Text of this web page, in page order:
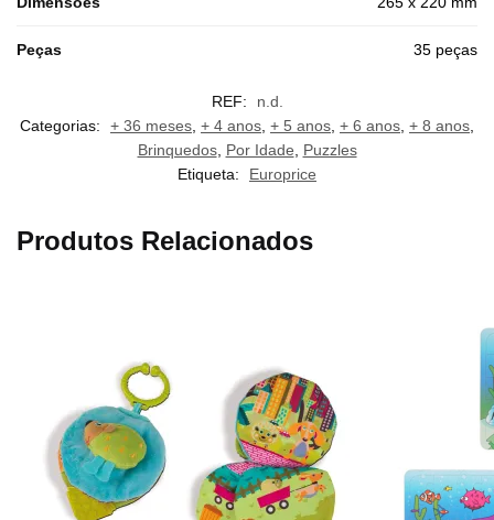
Peças 35 peças
REF:
n.d.
Categorias:
+ 36 meses + 4 anos + 5 anos + 6 anos + 8 anos
Brinquedos, Por Idade
Puzzles
Etiqueta:
Europrice
Produtos Relacionados